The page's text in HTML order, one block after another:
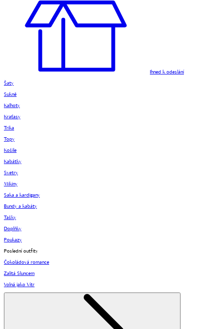
Ihned k odeslání
Šaty
Sukně
Kalhoty
Kraťasy
Trika
Topy
Košile
Kabátky
Svetry
Mikiny
Saka a kardigany
Bundy a kabáty
Tašky
Doplňky
Poukazy
Poslední outfity
Čokoládová romance
Zalitá Sluncem
Volná jako Vítr